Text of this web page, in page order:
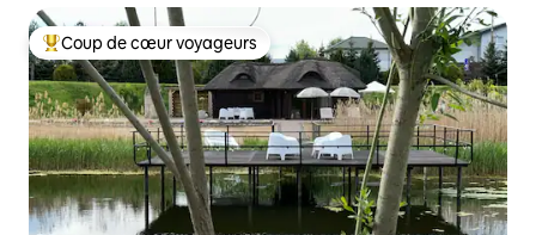
Coups de cœur voyageurs les plus appréciés
Coup de cœur voyageurs